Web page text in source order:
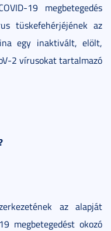
19 megbetegedés
tüskefehérjéjének az
egy inaktivált, elölt,
2 vírusokat tartalmazó
az alapját
megbetegedést okozó